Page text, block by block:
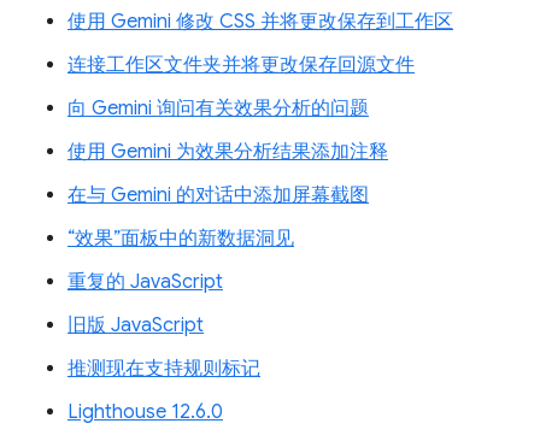
使用 Gemini 修改 CSS 并将更改保存到工作区
连接工作区文件夹并将更改保存回源文件
向 Gemini 询问有关效果分析的问题
使用 Gemini 为效果分析结果添加注释
在与 Gemini 的对话中添加屏幕截图
“效果”面板中的新数据洞见
重复的 JavaScript
旧版 JavaScript
推测现在支持规则标记
Lighthouse 12.6.0